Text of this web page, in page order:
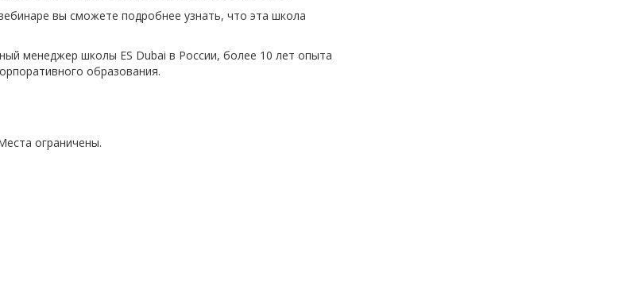
вы сможете подробнее узнать, что эта школа
менеджер школы ES Dubai в России, более 10 лет опыта
образования.
ограничены.